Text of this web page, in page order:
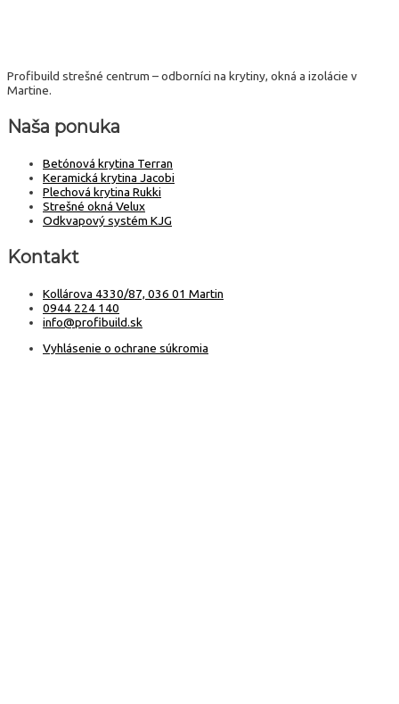
Profibuild strešné centrum – odborníci na krytiny, okná a izolácie v
Martine.
Naša ponuka
Betónová krytina Terran
Keramická krytina Jacobi
Plechová krytina Rukki
Strešné okná Velux
Odkvapový systém KJG
Kontakt
Kollárova 4330/87, 036 01 Martin
0944 224 140
info@profibuild.sk
Vyhlásenie o ochrane súkromia